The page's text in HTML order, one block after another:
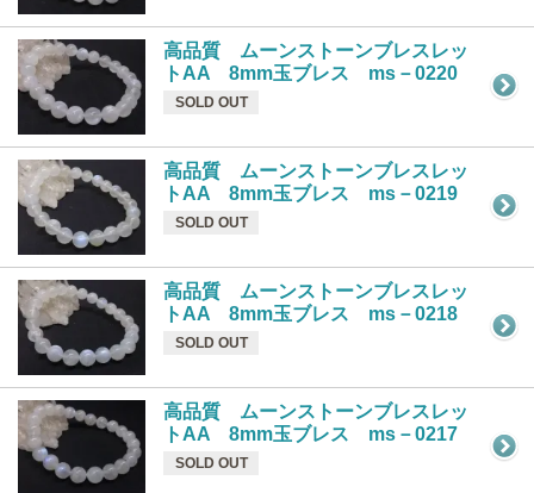
高品質 ムーンストーンブレスレッ
トAA 8mm玉ブレス ms－0220
SOLD OUT
高品質 ムーンストーンブレスレッ
トAA 8mm玉ブレス ms－0219
SOLD OUT
高品質 ムーンストーンブレスレッ
トAA 8mm玉ブレス ms－0218
SOLD OUT
高品質 ムーンストーンブレスレッ
トAA 8mm玉ブレス ms－0217
SOLD OUT